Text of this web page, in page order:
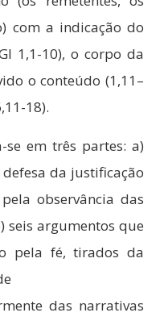
com a indicação do
1,1-10), o corpo da
o conteúdo (1,11–
18).
em três partes: a)
da justificação
observância das
seis argumentos que
pela fé, tirados da
das narrativas